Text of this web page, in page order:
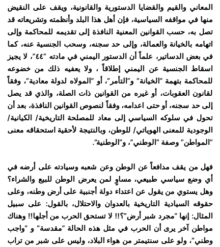
المعاني والقيم والقضايا الدستورية والقانونية، ويقف على النقيض
منها في مواقفه السياسية، فإن أهل هذا البلد وأنظمته وتشريعاته قد
تصل به، حسب القوانين المعنية النافذة إلى تقديمه للمحاكمة وإلى
اتهامه بالخيانة والعمالة، وإلى حد سجنه، وسحب الجنسية عنه، كما
في بعض الدساتير، علماً أن الدستور اليمني في مادته “٤٤”، لا يجيز
اسقاط الجنسية عن اليمني إطلاقاً ، ولا يعفيه ذلك من خضوعه
للمحاكمة بتهمة “الخيانة” و”التأمر”، أو “المولاه لدولة معادية”، وفقاً
لقانون العقوبات، أو غيره من القوانين ذات الصلة، والذي قد يصل
إلى حد سجنه، أو حتى اعدامه، وفقاً لنصوص القوانين النافذة، بعد أن
تحول في سلوكه السياسي إلى معاد للمصلحة التاريخية/ الكيانية/
الوجودية للمعنى الهوياتي/ للوطن، وبالنتيجة لأحقية استحقاقه معنى
“المواطن” وصفة “الوطني”، و”الوطنية”.
فهل من يقف مدافعاً عن الوطن وعن شعبه وسيادته على أرضه في
أي وضع سياسي طبيعي، مساوٍ لمن يعرض الوطن للبيع والشراء؟
وهل يستوي من يقول عن اعتداء دولة أجنبية على أرض وطنه، وعلى
حقوقه السيادية التاريخية بالعدوان والاحتلال، بالقول: على سبيل
المثال: إنها “مجرد شبر أرض”؟!! لا تستحق الحرب من أجلها!! وهناك
مواطن آخر يرى أن الحرب في مثل هذه الحالة “مقدسة” و “واجب
وطني”، ولو على سنتيمتر من هواء البلاد، وليس على شبر من تراب